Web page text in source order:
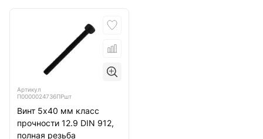
Артикул
П0000024736ПРшт
Винт 5х40 мм класс
прочности 12.9 DIN 912,
полная резьба